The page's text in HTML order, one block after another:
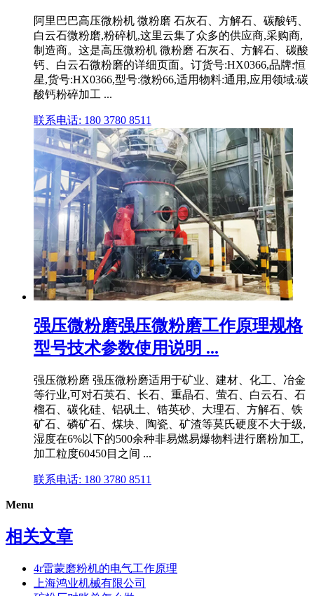
阿里巴巴高压微粉机 微粉磨 石灰石、方解石、碳酸钙、
白云石微粉磨,粉碎机,这里云集了众多的供应商,采购商,
制造商。这是高压微粉机 微粉磨 石灰石、方解石、碳酸
钙、白云石微粉磨的详细页面。订货号:HX0366,品牌:恒
星,货号:HX0366,型号:微粉66,适用物料:通用,应用领域:碳
酸钙粉碎加工 ...
联系电话: 180 3780 8511
强压微粉磨强压微粉磨工作原理规格
型号技术参数使用说明 ...
强压微粉磨 强压微粉磨适用于矿业、建材、化工、冶金
等行业,可对石英石、长石、重晶石、萤石、白云石、石
榴石、碳化硅、铝矾土、锆英砂、大理石、方解石、铁
矿石、磷矿石、煤块、陶瓷、矿渣等莫氏硬度不大于级,
湿度在6%以下的500余种非易燃易爆物料进行磨粉加工,
加工粒度60450目之间 ...
联系电话: 180 3780 8511
Menu
相关文章
4r雷蒙磨粉机的电气工作原理
上海鸿业机械有限公司